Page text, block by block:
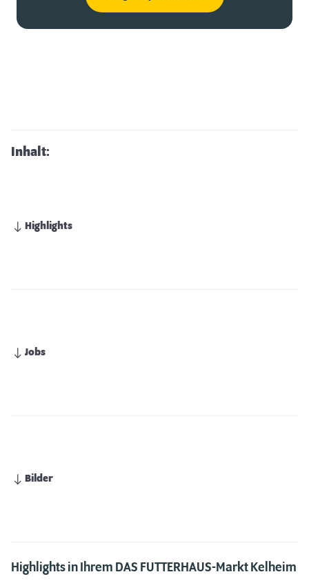
Inhalt:
Highlights
Jobs
Bilder
Highlights in Ihrem DAS FUTTERHAUS-Markt Kelheim